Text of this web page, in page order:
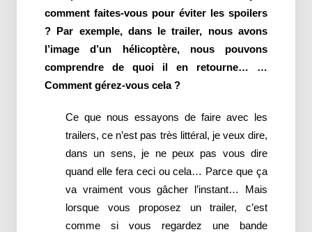
comment faites-vous pour éviter les spoilers
? Par exemple, dans le trailer, nous avons
l’image d’un hélicoptère, nous pouvons
comprendre de quoi il en retourne… …
Comment gérez-vous cela ?
Ce que nous essayons de faire avec les
trailers, ce n’est pas très littéral, je veux dire,
dans un sens, je ne peux pas vous dire
quand elle fera ceci ou cela… Parce que ça
va vraiment vous gâcher l’instant… Mais
lorsque vous proposez un trailer, c’est
comme si vous regardez une bande